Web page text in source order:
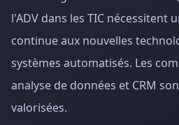
l'ADV dans les TIC nécessitent
continue aux nouvelles
systèmes automatisés. Les
analyse de données et CRM
valorisées.